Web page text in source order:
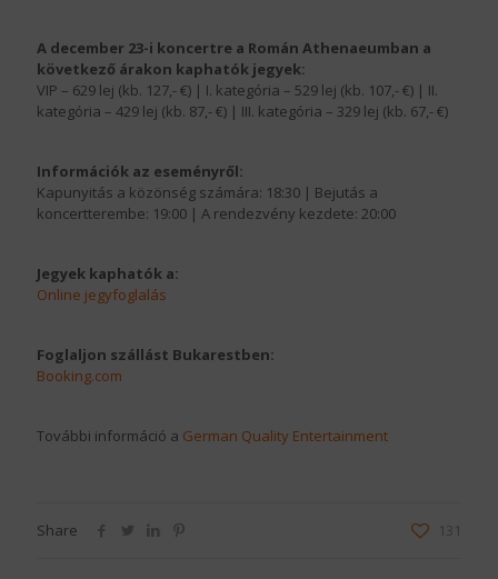
A december 23-i koncertre a Román Athenaeumban a
következő árakon kaphatók jegyek:
VIP – 629 lej (kb. 127,- €) | I. kategória – 529 lej (kb. 107,- €) | II.
kategória – 429 lej (kb. 87,- €) | III. kategória – 329 lej (kb. 67,- €)
Információk az eseményről:
Kapunyitás a közönség számára: 18:30 | Bejutás a
koncertterembe: 19:00 | A rendezvény kezdete: 20:00
Jegyek kaphatók a:
Online jegyfoglalás
Foglaljon szállást Bukarestben:
Booking.com
További információ a German Quality Entertainment
Share 131